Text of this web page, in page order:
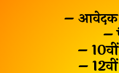
– आवेदक
–
–
–